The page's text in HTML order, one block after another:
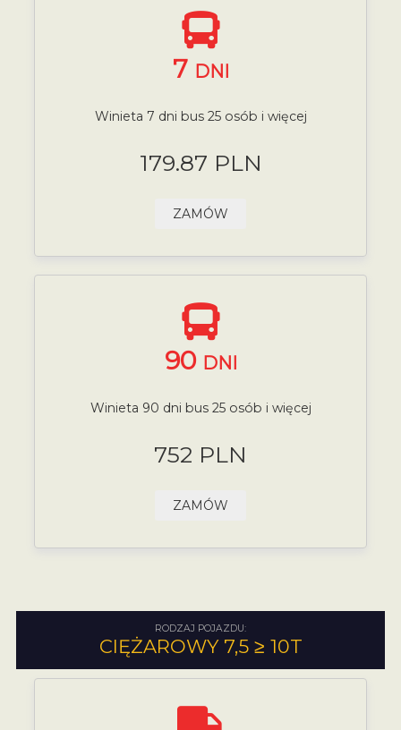
7 DNI
Winieta 7 dni bus 25 osób i więcej
179.87 PLN
ZAMÓW
90 DNI
Winieta 90 dni bus 25 osób i więcej
752 PLN
ZAMÓW
RODZAJ POJAZDU:
CIĘŻAROWY 7,5 ≥ 10T